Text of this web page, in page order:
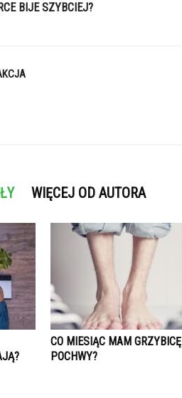
BIJE SZYBCIEJ?
WIĘCEJ OD AUTORA
CO MIESIĄC MAM GRZYBICĘ
POCHWY?